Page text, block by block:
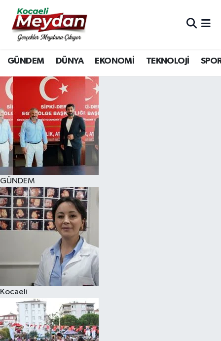
GÜNDEM DÜNYA EKONOMİ TEKNOLOJİ
GÜNDEM
Kocaeli
Nöbetçi Eczaneler
Hava Durumu
Trafik Durumu
Süper Lig Puan Durumu ve Fikstür
Tüm Manşetler
Son Dakika Haberleri
Haber Arşivi